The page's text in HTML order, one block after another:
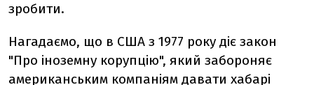
зробити.
Нагадаємо, що в США з 1977 року діє закон
"Про іноземну корупцію", який забороняє
американським компаніям давати хабарі